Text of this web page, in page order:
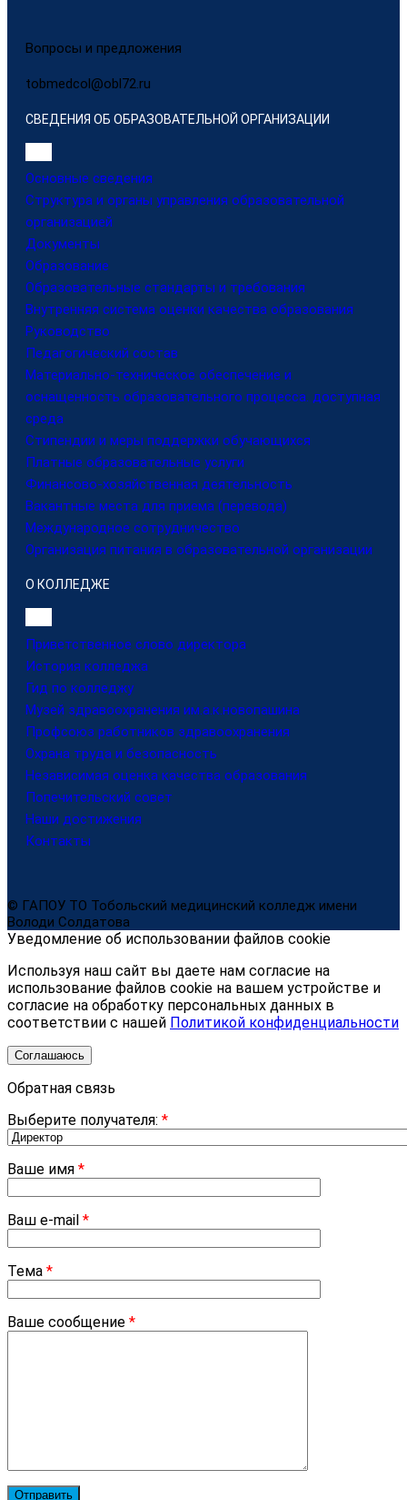
Вопросы и предложения
tobmedcol@obl72.ru
СВЕДЕНИЯ ОБ ОБРАЗОВАТЕЛЬНОЙ ОРГАНИЗАЦИИ
Основные сведения
Структура и органы управления образовательной
организацией
Документы
Образование
Образовательные стандарты и требования
Внутренняя система оценки качества образования
Руководство
Педагогический состав
Материально-техническое обеспечение и
оснащенность образовательного процесса. доступная
среда
Стипендии и меры поддержки обучающихся
Платные образовательные услуги
Финансово-хозяйственная деятельность
Вакантные места для приема (перевода)
Международное сотрудничество
Организация питания в образовательной организации
О КОЛЛЕДЖЕ
Приветственное слово директора
История колледжа
Гид по колледжу
Музей здравоохранения им.а.к.новопашина
Профсоюз работников здравоохранения
Охрана труда и безопасность
Независимая оценка качества образования
Попечительский совет
Наши достижения
Контакты
© ГАПОУ ТО Тобольский медицинский колледж имени
Володи Солдатова
Уведомление об использовании файлов cookie
Используя наш сайт вы даете нам согласие на
использование файлов cookie на вашем устройстве и
согласие на обработку персональных данных в
соответствии с нашей Политикой конфиденциальности
Соглашаюсь
Обратная связь
Выберите получателя: *
Ваше имя *
Ваш e-mail *
Тема *
Ваше сообщение *